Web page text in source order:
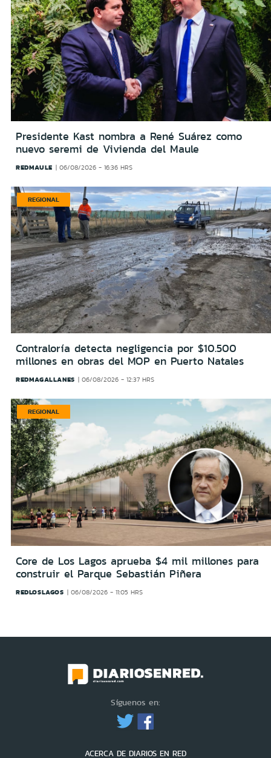
Presidente Kast nombra a René Suárez como
nuevo seremi de Vivienda del Maule
REDMAULE 06/08/2026 - 16:36 HRS
REGIONAL
Contraloría detecta negligencia por $10.500
millones en obras del MOP en Puerto Natales
REDMAGALLANES 06/08/2026 - 12:37 HRS
REGIONAL
Core de Los Lagos aprueba $4 mil millones para
construir el Parque Sebastián Piñera
REDLOSLAGOS 06/08/2026 - 11:05 HRS
Síguenos en:
ACERCA DE DIARIOS EN RED